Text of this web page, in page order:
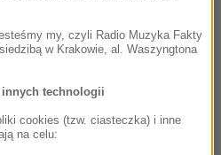
3) - Jarosława
6:1, 6:2
my, czyli Radio Muzyka Fakty
w Krakowie, al. Waszyngtona
technologii
cookies (tzw. ciasteczka) i inne
na celu: